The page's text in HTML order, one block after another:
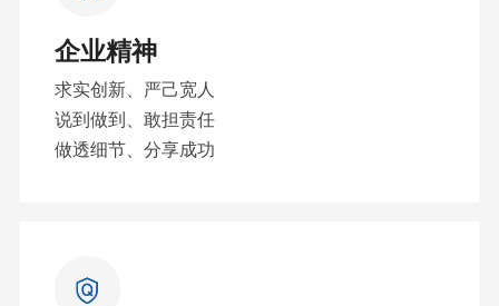
企业精神
求实创新、严己宽人
说到做到、敢担责任
做透细节、分享成功